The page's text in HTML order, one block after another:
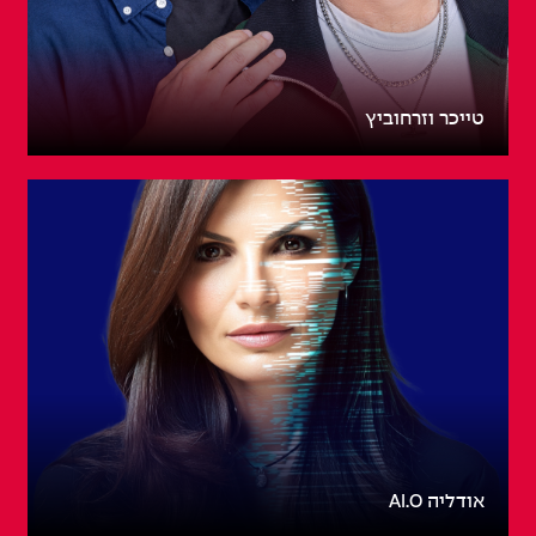
טייכר וזרחוביץ
אודליה AI.O